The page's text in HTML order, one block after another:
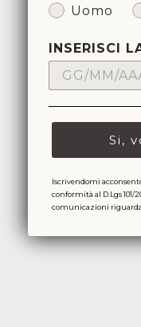
Sold Out
Uomo
INSERISCI
Si,
Iscrivendomi
conformità al D.Lgs 101/
comunicazioni